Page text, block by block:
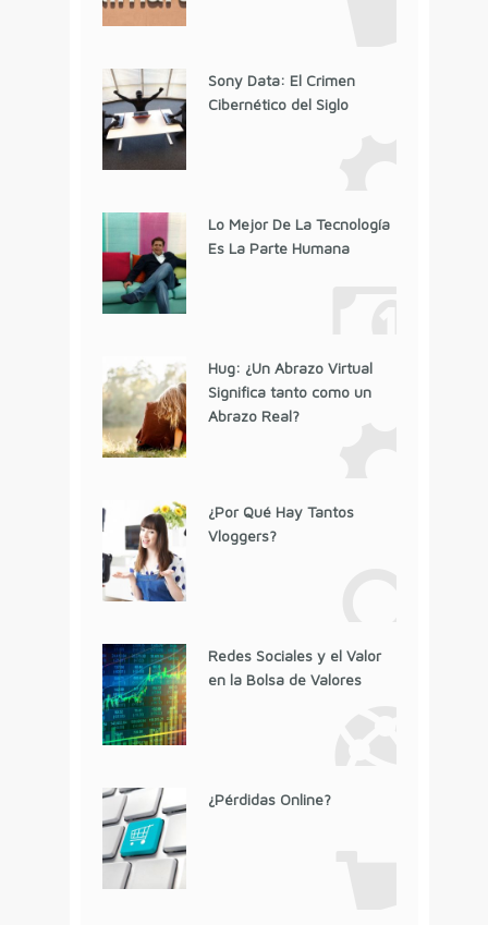
Sony Data: El Crimen
Cibernético del Siglo
Lo Mejor De La Tecnología
Es La Parte Humana
Hug: ¿Un Abrazo Virtual
Significa tanto como un
Abrazo Real?
¿Por Qué Hay Tantos
Vloggers?
Redes Sociales y el Valor
en la Bolsa de Valores
¿Pérdidas Online?